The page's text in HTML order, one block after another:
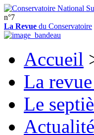
n°7
La Revue du Conservatoire
Accueil
La
Le